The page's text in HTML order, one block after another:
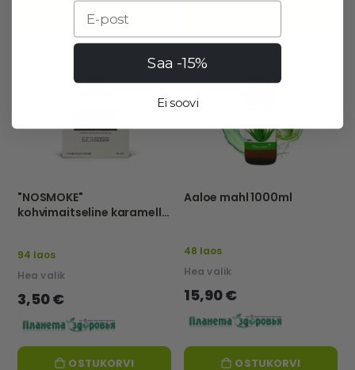
OSTUKORVI
"NOSMOKE"
kohvimaitseline karamell
94 laos
Hea valik
3,50 €
OSTUKORVI
Aaloe mahl 1000ml
48 laos
Hea valik
15,90 €
OSTUKORVI
Saa -15%
Ei soovi